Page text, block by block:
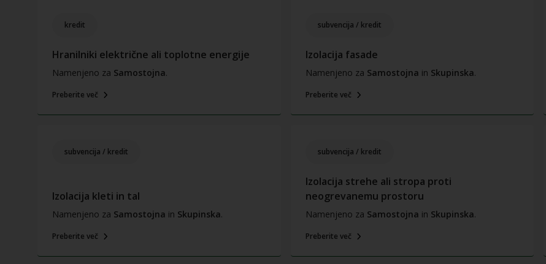
kredit
Hranilniki električne ali toplotne energije
Namenjeno za Samostojna.
Preberite več
subvencija / kredit
Izolacija fasade
Namenjeno za Samostojna in Skupinska.
Preberite več
subvencija / kredit
Izolacija kleti in tal
Namenjeno za Samostojna in Skupinska.
Preberite več
subvencija / kredit
Izolacija strehe ali stropa proti
neogrevanemu prostoru
Namenjeno za Samostojna in Skupinska.
Preberite več